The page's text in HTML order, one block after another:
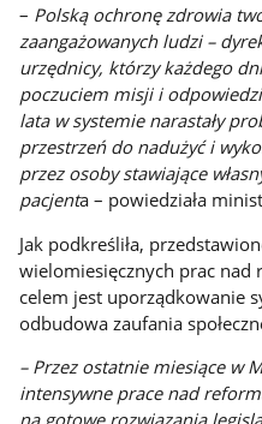
– Polską ochronę zdrowia
zaangażowanych ludzi –
urzędnicy, którzy każdego
poczuciem misji i
lata w systemie narastały
przestrzeń do nadużyć i
przez osoby stawiające
pacjenta – powiedziała
Jak podkreśliła,
wielomiesięcznych prac
celem jest uporządkowanie
odbudowa zaufania
– Przez ostatnie miesiące w
intensywne prace nad